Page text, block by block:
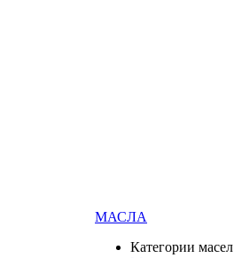
МАСЛА
Категории масел